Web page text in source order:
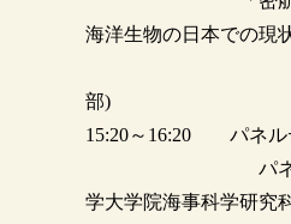
海洋生物の日本での現
岩崎 敬二(
部)
15:20～16:20 パネル
パネラー：
学大学院海事科学研究